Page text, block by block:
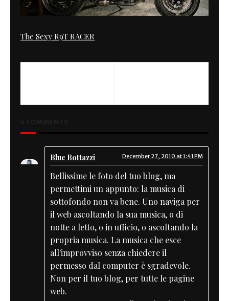
The Sexy R9T RACER
Blue Bottazzi December 27, 2010 at 1:41 PM
Bellissime le foto del tuo blog, ma
permettimi un appunto: la musica di
sottofondo non va bene. Uno naviga per
il web ascoltando la sua musica, o di
notte a letto, o in ufficio, o ascoltando la
propria musica. La musica che esce
all'improvviso senza chiedere il
permesso dal computer è sgradevole.
Non per il tuo blog, per tutte le pagine
web.